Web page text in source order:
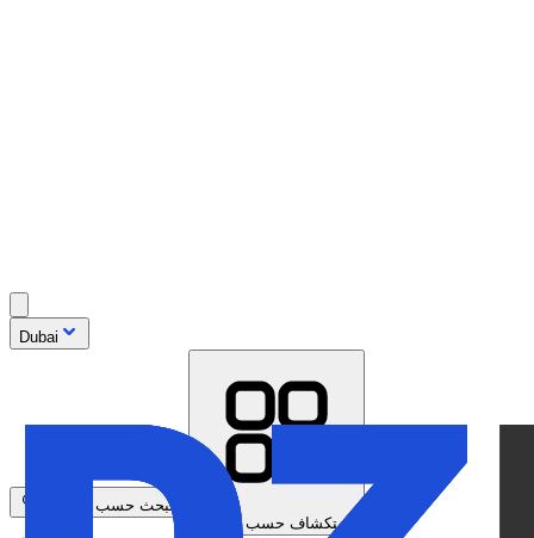
Dubai
البحث حسب الموديل
استكشاف حسب العلامة